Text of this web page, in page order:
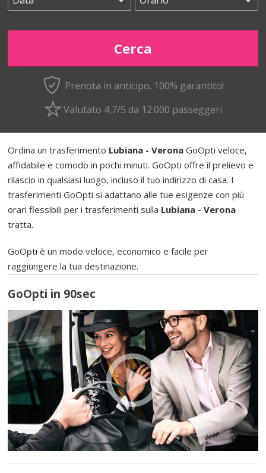
Prenota in anticipo. 100% garantito!
Valutato 4,7/5 da 12.000 passeggeri
Ordina un trasferimento Lubiana - Verona GoOpti veloce,
affidabile e comodo in pochi minuti. GoOpti offre il prelievo e
rilascio in qualsiasi luogo, incluso il tuo indirizzo di casa. I
trasferimenti GoOpti si adattano alle tue esigenze con più
orari flessibili per i trasferimenti sulla Lubiana - Verona
tratta.
GoOpti è un modo veloce, economico e facile per
raggiungere la tua destinazione.
GoOpti in 90sec